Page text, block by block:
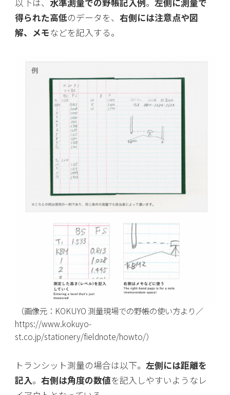
以下は、水準測量での野帳記入例。左側に測量で
得られた高低のデータを、右側には注意点や図
解、メモなどを記入する。
（画像元：KOKUYO 測量現場での野帳の使い方より／
https://www.kokuyo-
st.co.jp/stationery/fieldnote/howto/）
トランシット測量の場合は以下。左側には距離を
記入。右側は角度の数値を記入しやすいようなレ